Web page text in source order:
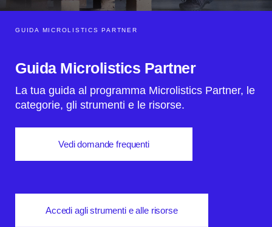
GUIDA MICROLISTICS PARTNER
Guida Microlistics Partner
La tua guida al programma Microlistics Partner, le
categorie, gli strumenti e le risorse.
Vedi domande frequenti
Accedi agli strumenti e alle risorse